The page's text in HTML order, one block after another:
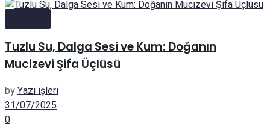
Tuzlu Su, Dalga Sesi ve Kum: Doğanın
Mucizevi Şifa Üçlüsü
byYazı işleri
31/07/2025
0